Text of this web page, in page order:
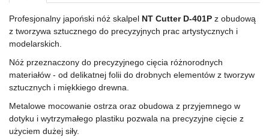
Profesjonalny japoński nóż skalpel NT Cutter D-401P z obudową
z tworzywa sztucznego do precyzyjnych prac artystycznych i
modelarskich.
Nóż przeznaczony do precyzyjnego cięcia różnorodnych
materiałów - od delikatnej folii do drobnych elementów z tworzyw
sztucznych i miękkiego drewna.
Metalowe mocowanie ostrza oraz obudowa z przyjemnego w
dotyku i wytrzymałego plastiku pozwala na precyzyjne cięcie z
użyciem dużej siły.